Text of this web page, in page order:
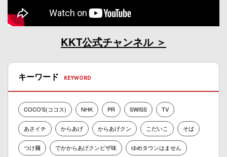
KKT公式チャンネル
キーワード
COCO'S(ココス) NHK PR SWISS TV
あさイチ からあげ からあげクン こだいこ そば
つけ麺 でかからあげクンピザ味 ゆめタウンはません